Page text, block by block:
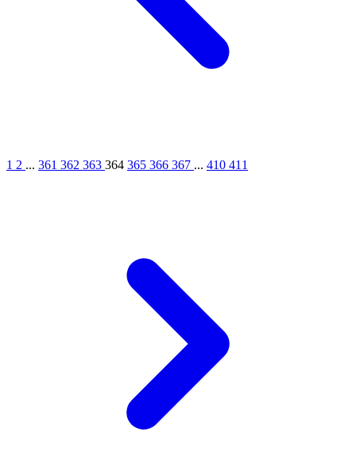
1 2 ... 361 362 363 364 365 366 367 ... 410 411